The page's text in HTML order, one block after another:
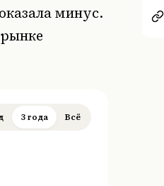
минус.
3 года Всё